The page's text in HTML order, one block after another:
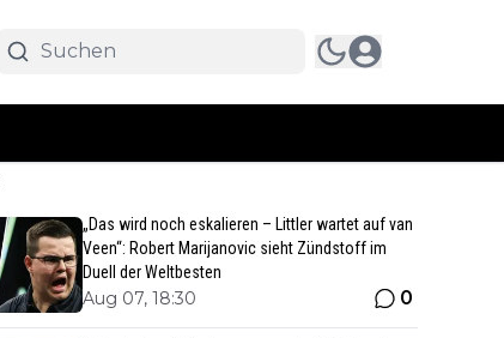
„Das wird noch eskalieren – Littler wartet auf van
Veen“: Robert Marijanovic sieht Zündstoff im
Duell der Weltbesten
Aug 07, 18:30 0